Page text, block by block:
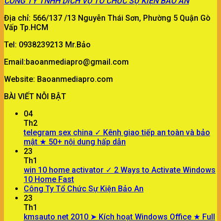
Địa chỉ: 566/137 /13 Nguyễn Thái Sơn, Phường 5 Quận Gò
Vấp Tp.HCM
Tel: 0938239213 Mr.Bảo
Email:baoanmediapro@gmail.com
Website: Baoanmediapro.com
BÀI VIẾT NỖI BẬT
04
Th2
telegram sex china ✓ Kênh giao tiếp an toàn và bảo
mật ★ 50+ nội dung hấp dẫn
23
Th1
win 10 home activator ✓ 2 Ways to Activate Windows
10 Home Fast
Công Ty Tổ Chức Sự Kiện Bảo An
23
Th1
kmsauto net 2010 ➤ Kích hoạt Windows Office ★ Full